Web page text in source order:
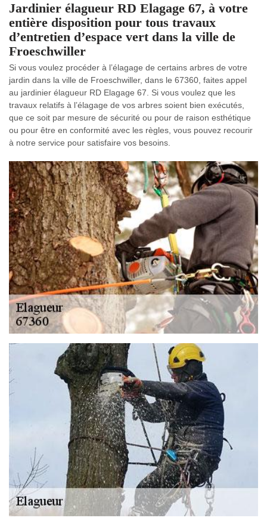
Jardinier élagueur RD Elagage 67, à votre
entière disposition pour tous travaux
d’entretien d’espace vert dans la ville de
Froeschwiller
Si vous voulez procéder à l’élagage de certains arbres de votre
jardin dans la ville de Froeschwiller, dans le 67360, faites appel
au jardinier élagueur RD Elagage 67. Si vous voulez que les
travaux relatifs à l’élagage de vos arbres soient bien exécutés,
que ce soit par mesure de sécurité ou pour de raison esthétique
ou pour être en conformité avec les règles, vous pouvez recourir
à notre service pour satisfaire vos besoins.